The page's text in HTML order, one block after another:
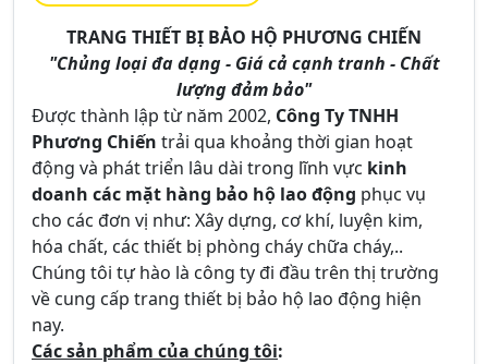
TRANG THIẾT BỊ BẢO HỘ PHƯƠNG CHIẾN
"Chủng loại đa dạng - Giá cả cạnh tranh - Chất
lượng đảm bảo"
Được thành lập từ năm 2002, Công Ty TNHH
Phương Chiến trải qua khoảng thời gian hoạt
động và phát triển lâu dài trong lĩnh vực kinh
doanh các mặt hàng bảo hộ lao động phục vụ
cho các đơn vị như: Xây dựng, cơ khí, luyện kim,
hóa chất, các thiết bị phòng cháy chữa cháy,..
Chúng tôi tự hào là công ty đi đầu trên thị trường
về cung cấp trang thiết bị bảo hộ lao động hiện
nay.
Các sản phẩm của chúng tôi: